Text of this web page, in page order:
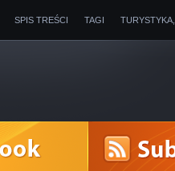
SPIS TREŚCI TAGI